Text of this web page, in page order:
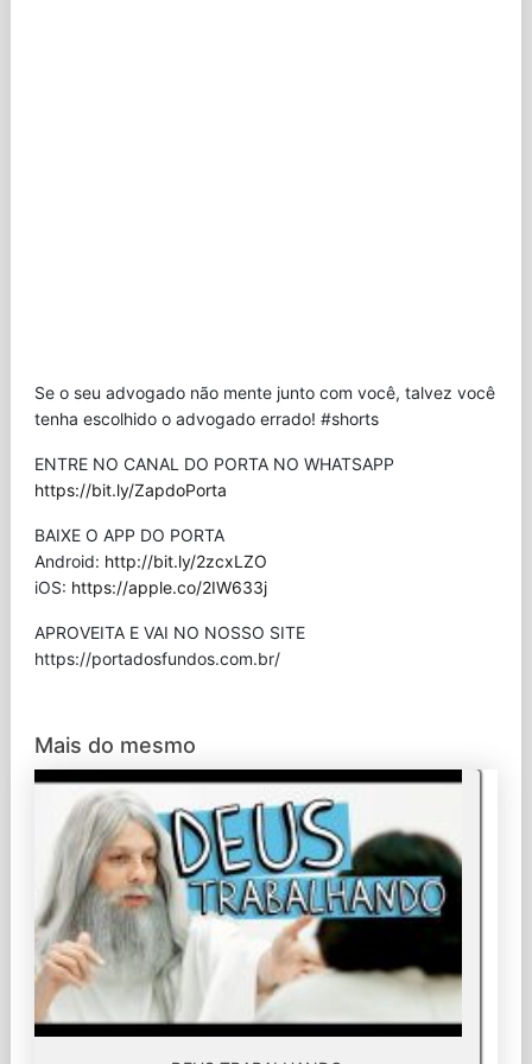
Se o seu advogado não mente junto com você, talvez você
tenha escolhido o advogado errado! #shorts
ENTRE NO CANAL DO PORTA NO WHATSAPP
https://bit.ly/ZapdoPorta
BAIXE O APP DO PORTA
Android: http://bit.ly/2zcxLZO
iOS: https://apple.co/2IW633j
APROVEITA E VAI NO NOSSO SITE
⁠https://portadosfundos.com.br/
Mais do mesmo